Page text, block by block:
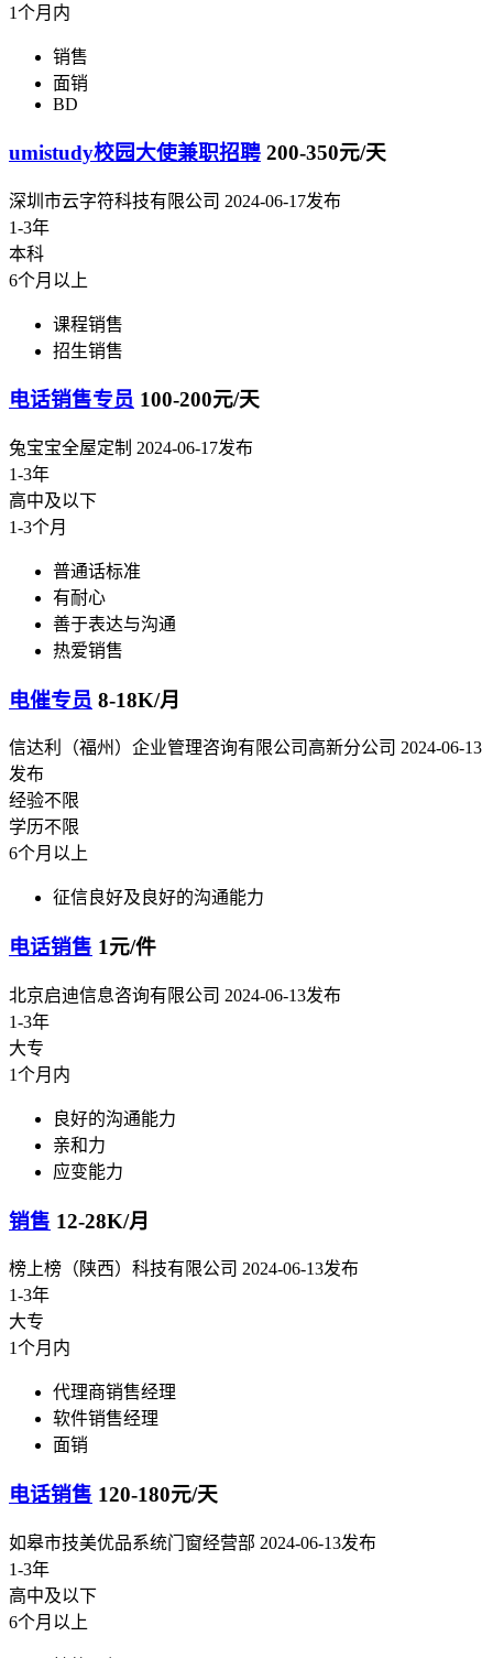
1个月内
销售
面销
BD
umistudy校园大使兼职招聘 200-350元/天
深圳市云字符科技有限公司 2024-06-17发布
1-3年
本科
6个月以上
课程销售
招生销售
电话销售专员 100-200元/天
兔宝宝全屋定制 2024-06-17发布
1-3年
高中及以下
1-3个月
普通话标准
有耐心
善于表达与沟通
热爱销售
电催专员 8-18K/月
信达利（福州）企业管理咨询有限公司高新分公司 2024-06-13
发布
经验不限
学历不限
6个月以上
征信良好及良好的沟通能力
电话销售 1元/件
北京启迪信息咨询有限公司 2024-06-13发布
1-3年
大专
1个月内
良好的沟通能力
亲和力
应变能力
销售 12-28K/月
榜上榜（陕西）科技有限公司 2024-06-13发布
1-3年
大专
1个月内
代理商销售经理
软件销售经理
面销
电话销售 120-180元/天
如皋市技美优品系统门窗经营部 2024-06-13发布
1-3年
高中及以下
6个月以上